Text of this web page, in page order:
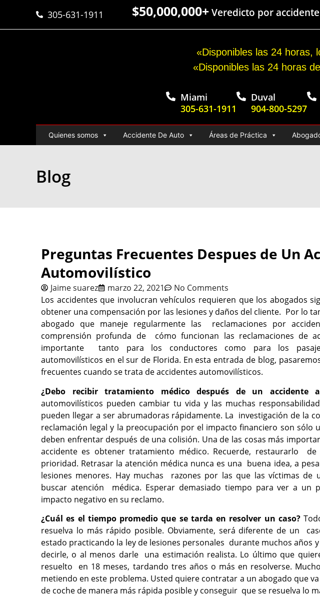
305-631-1911 $50,000,000+Veredicto por
«Disponibles las 24 horas,
«Disponibles las 24 horas
Miami
305-631-1911
Duval
904-800-5297
Quienes somos Accidente De Auto Áreas de Práctica
Blog
Preguntas Frecuentes Despues de Un
Automovilístico
Jaime suarez marzo 22, 2021
No Comments
Los accidentes que involucran vehículos requieren que los abogados
obtener una compensación por las lesiones y daños del cliente. Por lo
abogado que maneje regularmente las reclamaciones por
comprensión profunda de cómo funcionan las reclamaciones de
importante tanto para los conductores como para los
automovilísticos en el sur de Florida. En esta entrada de blog,
frecuentes cuando se trata de accidentes automovilísticos.
¿Debo recibir tratamiento médico después de un accidente
automovilísticos pueden cambiar tu vida y las muchas
pueden llegar a ser abrumadoras rápidamente. La investigación de la
reclamación legal y la preocupación por el impacto financiero son sólo
deben enfrentar después de una colisión. Una de las cosas más
accidente es obtener tratamiento médico. Recuerde, restaurarlo
prioridad. Retrasar la atención médica nunca es una buena idea, a
lesiones menores. Hay muchas razones por las que las víctimas de
buscar atención médica. Esperar demasiado tiempo para ver a un
impacto negativo en su reclamo.
¿Cuál es el tiempo promedio que se tarda en resolver un caso?
resuelva lo más rápido posible. Obviamente, será diferente de un
estado practicando la ley de lesiones personales durante muchos años
decirle, o al menos darle una estimación realista. Lo último que
resuelto en 18 meses, tardando tres años o más en resolverse.
metiendo en este problema. Usted quiere contratar a un abogado que
de coche de manera más rápida posible y conseguir que se resuelva lo